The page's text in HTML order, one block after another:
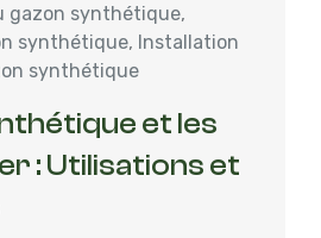
gazon synthétique,
synthétique, Installation
synthétique
et les
: Utilisations et